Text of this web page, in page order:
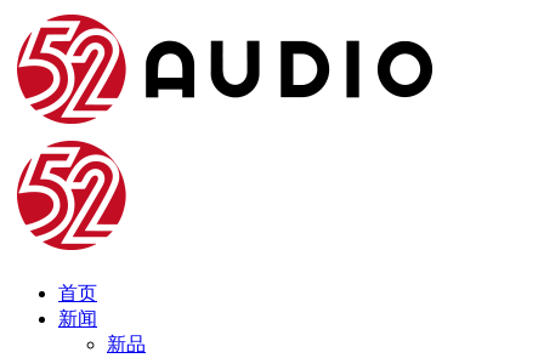
首页
新闻
新品